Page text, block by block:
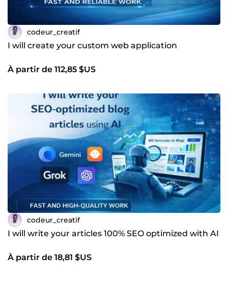
codeur_creatif
I will create your custom web application
À partir de 112,85 $US
codeur_creatif
I will write your articles 100% SEO optimized with AI
À partir de 18,81 $US